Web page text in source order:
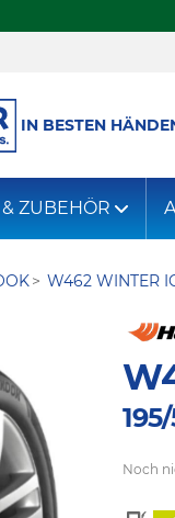
IN BESTEN
ZUBEHÖR
W462 WINTER
Noch